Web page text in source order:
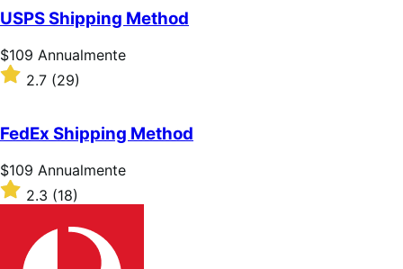
5
stelle
USPS Shipping Method
Prezzo
$109
Annualmente
$109 Annualmente
Valutato
2.7
5
stelle
2.7 (29)
FedEx Shipping Method
Prezzo
$109
Annualmente
$109 Annualmente
Valutato
2.3
stelle
2.3 (18)